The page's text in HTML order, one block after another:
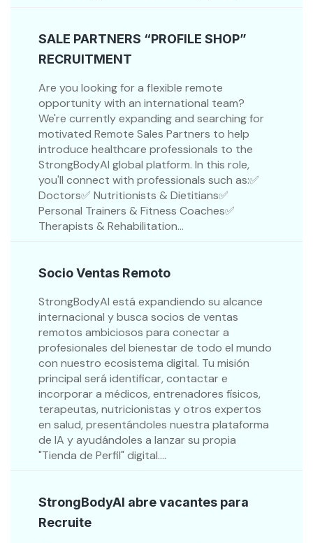
SALE PARTNERS “PROFILE SHOP”
RECRUITMENT
Are you looking for a flexible remote
opportunity with an international team?
We're currently expanding and searching for
motivated Remote Sales Partners to help
introduce healthcare professionals to the
StrongBodyAI global platform. In this role,
you'll connect with professionals such as:✅
Doctors✅ Nutritionists & Dietitians✅
Personal Trainers & Fitness Coaches✅
Therapists & Rehabilitation...
Socio Ventas Remoto
StrongBodyAI está expandiendo su alcance
internacional y busca socios de ventas
remotos ambiciosos para conectar a
profesionales del bienestar de todo el mundo
con nuestro ecosistema digital. Tu misión
principal será identificar, contactar e
incorporar a médicos, entrenadores físicos,
terapeutas, nutricionistas y otros expertos
en salud, presentándoles nuestra plataforma
de IA y ayudándoles a lanzar su propia
"Tienda de Perfil" digital....
StrongBodyAI abre vacantes para
Recruite